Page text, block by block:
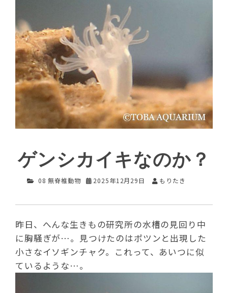
ゲンシカイキなのか？
08 無脊椎動物 2025年12月29日 もりたき
昨日、へんな生きもの研究所の水槽の見回り中
に胸騒ぎが…。見つけたのはポツンと出現した
小さなイソギンチャク。これって、あいつに似
ているような…。